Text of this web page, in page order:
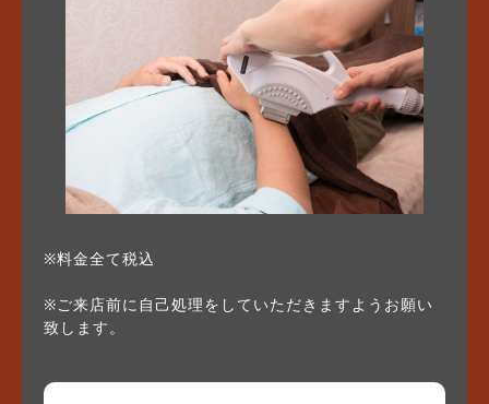
※料金全て税込
※ご来店前に自己処理をしていただきますようお願い
致します。